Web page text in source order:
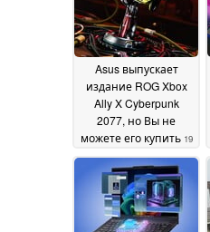
долларов дешевле,
по-прежнему
остается очень
хорошим выбором23
June 2026
Asus выпускает
издание ROG Xbox
Ally X Cyberpunk
2077, но Вы не
можете его купить 19
May 2026